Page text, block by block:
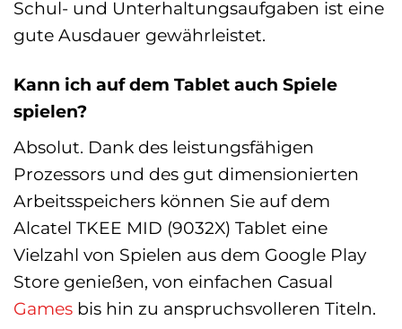
Schul- und Unterhaltungsaufgaben ist eine
gute Ausdauer gewährleistet.
Kann ich auf dem Tablet auch Spiele
spielen?
Absolut. Dank des leistungsfähigen
Prozessors und des gut dimensionierten
Arbeitsspeichers können Sie auf dem
Alcatel TKEE MID (9032X) Tablet eine
Vielzahl von Spielen aus dem Google Play
Store genießen, von einfachen Casual
Games bis hin zu anspruchsvolleren Titeln.